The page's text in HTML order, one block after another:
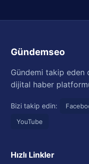
Gündemseo
Gündemi takip eden
dijital haber
Bizi takip edin:
YouTube
Hızlı Linkler